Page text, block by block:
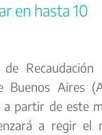
en hasta 10
Buenos Aires
partir de este
a regir el